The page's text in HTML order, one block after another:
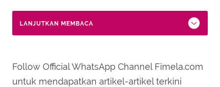
LANJUTKAN MEMBACA
Follow Official WhatsApp Channel Fimela.com
untuk mendapatkan artikel-artikel terkini